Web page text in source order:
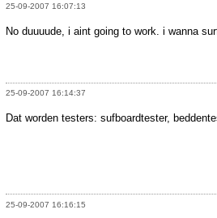
25-09-2007 16:07:13
No duuuude, i aint going to work. i wanna
25-09-2007 16:14:37
Dat worden testers: sufboardtester,
25-09-2007 16:16:15